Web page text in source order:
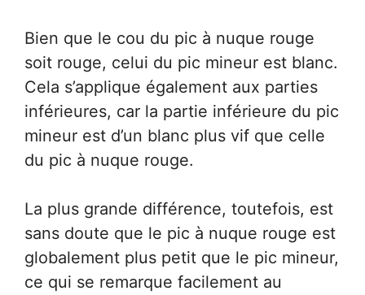
Bien que le cou du pic à nuque rouge
soit rouge, celui du pic mineur est blanc.
Cela s’applique également aux parties
inférieures, car la partie inférieure du pic
mineur est d’un blanc plus vif que celle
du pic à nuque rouge.
La plus grande différence, toutefois, est
sans doute que le pic à nuque rouge est
globalement plus petit que le pic mineur,
ce qui se remarque facilement au